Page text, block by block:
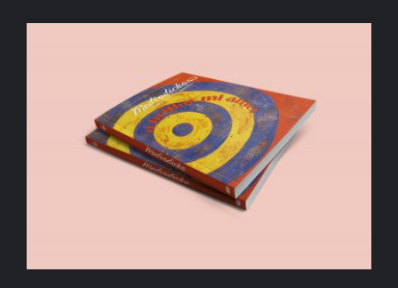
AÑADIR AL CARRITO / DETALLES